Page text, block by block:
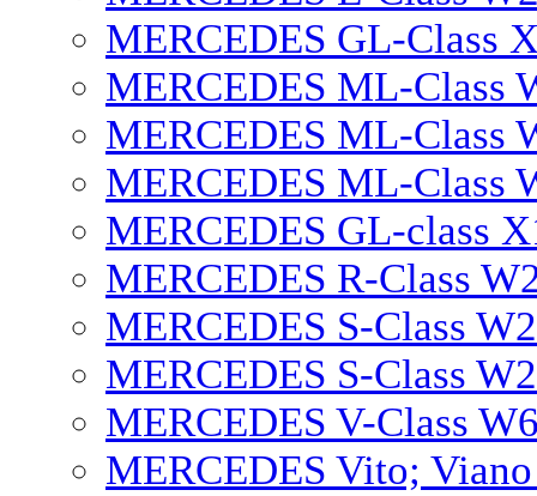
MERCEDES GL-Class
MERCEDES ML-Class
MERCEDES ML-Class
MERCEDES ML-Class
MERCEDES GL-class
MERCEDES R-Class
MERCEDES S-Class
MERCEDES S-Class
MERCEDES V-Class
MERCEDES Vito;